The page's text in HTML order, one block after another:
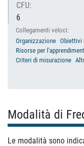
CFU:
6
Collegamenti veloci:
Organizzazione Obiettivi
Risorse per
Criteri di misurazione
Modalità di
Le modalità sono